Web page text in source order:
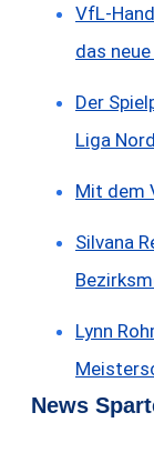
VfL-
das
Der
Liga
Mit dem
Silvana
Lynn
News